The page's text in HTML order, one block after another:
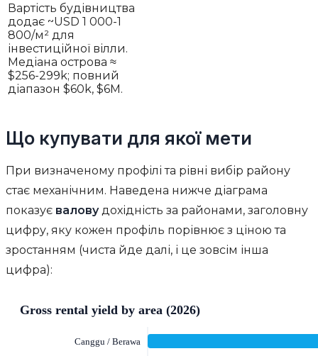
Вартість будівництва
додає ~USD 1 000-1
800/м² для
інвестиційної вілли.
Медіана острова ≈
$256-299k; повний
діапазон $60k, $6M.
Що купувати для якої мети
При визначеному профілі та рівні вибір району
стає механічним. Наведена нижче діаграма
показує валовудохідність за районами, заголовну
цифру, яку кожен профіль порівнює з ціною та
зростанням (чиста йде далі, і це зовсім інша
цифра):